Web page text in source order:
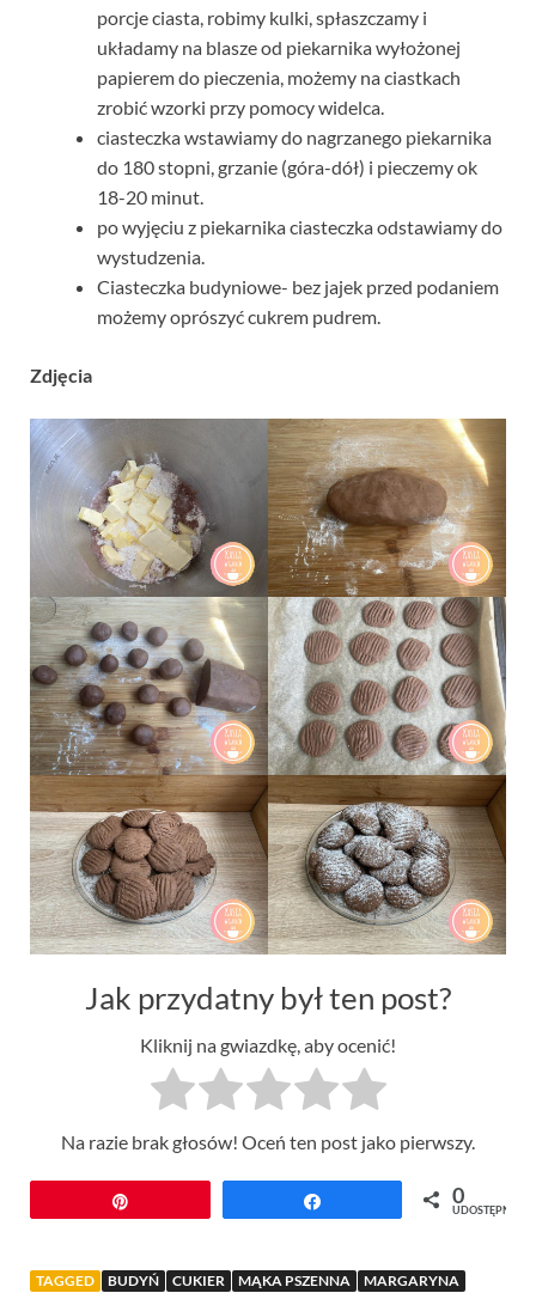
porcje ciasta, robimy kulki, spłaszczamy i
układamy na blasze od piekarnika wyłożonej
papierem do pieczenia, możemy na ciastkach
zrobić wzorki przy pomocy widelca.
ciasteczka wstawiamy do nagrzanego piekarnika
do 180 stopni, grzanie (góra-dół) i pieczemy ok
18-20 minut.
po wyjęciu z piekarnika ciasteczka odstawiamy do
wystudzenia.
Ciasteczka budyniowe- bez jajek przed podaniem
możemy oprószyć cukrem pudrem.
Zdjęcia
Jak przydatny był ten post?
Kliknij na gwiazdkę, aby ocenić!
Na razie brak głosów! Oceń ten post jako pierwszy.
0
UDOSTĘPNIEŃ
TAGGED BUDYŃ CUKIER MĄKA PSZENNA MARGARYNA